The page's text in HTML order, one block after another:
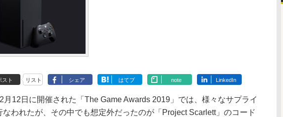
スト リスト シェア はてブ note LinkedIn
12日に開催された「The Game Awards 2019」では、様々なサプライ
なわれたが、その中でも想定外だったのが「Project Scarlett」のコード